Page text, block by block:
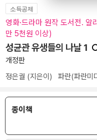
소득공제
영화·드라마 원작 도서전.
만 5천원 이상)
성균관 유생들의 나날 1
개정판
정은궐 (지은이) 파란(파란미
종이책